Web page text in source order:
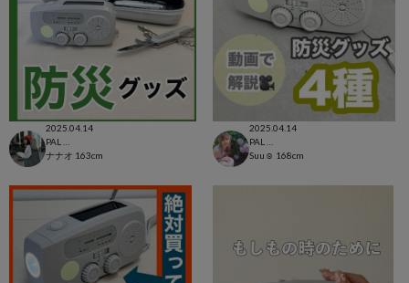
2025.04.14
ナナオ 163cm
2025.04.14
Suu☺︎ 168cm